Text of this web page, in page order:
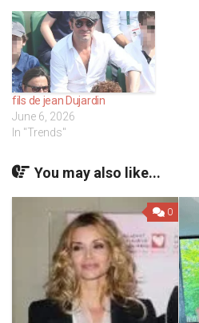
fils de jean Dujardin
June 6, 2026
In "Trends"
You may also like...
0